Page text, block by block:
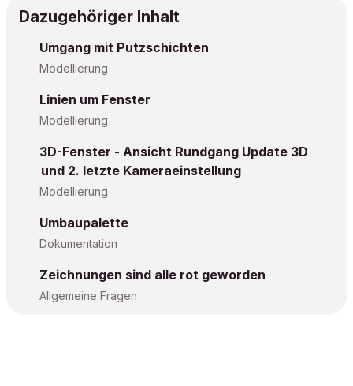
Dazugehöriger Inhalt
Umgang mit Putzschichten
Modellierung
Linien um Fenster
Modellierung
3D-Fenster - Ansicht Rundgang Update 3D
und 2. letzte Kameraeinstellung
Modellierung
Umbaupalette
Dokumentation
Zeichnungen sind alle rot geworden
Allgemeine Fragen